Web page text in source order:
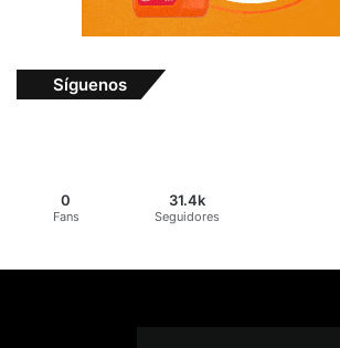
Síguenos
0
Fans
31.4k
Seguidores